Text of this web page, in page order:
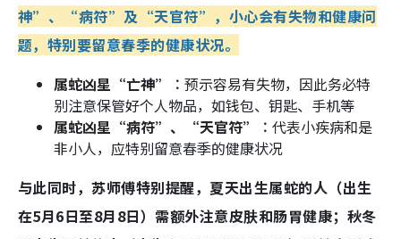
神”、“病符”及“天官符”，小心会有失物和健康问
题，特别要留意春季的健康状况。
属蛇凶星“亡神”︰ 预示容易有失物，因此务必特
别注意保管好个人物品，如钱包、钥匙、手机等
属蛇凶星“病符”、“天官符”︰ 代表小疾病和是
非小人，应特别留意春季的健康状况
与此同时，苏师傅特别提醒，夏天出生属蛇的人（出生
在5月6日至8月8日）需额外注意皮肤和肠胃健康；秋冬